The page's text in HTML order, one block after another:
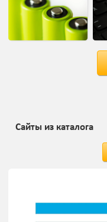
Сайты из каталога